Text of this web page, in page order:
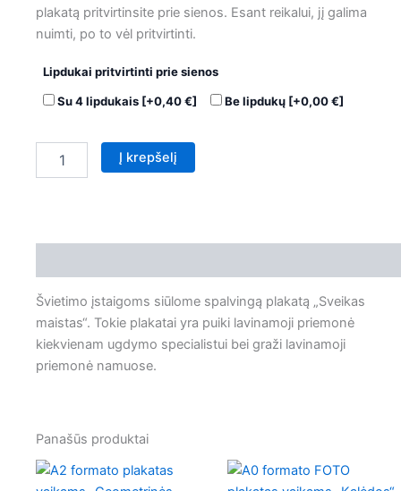
plakatą pritvirtinsite prie sienos. Esant reikalui, jį galima
nuimti, po to vėl pritvirtinti.
Lipdukai pritvirtinti prie sienos
Su 4 lipdukais [+0,40 €] Be lipdukų [+0,00 €]
Į krepšelį
Švietimo įstaigoms siūlome spalvingą plakatą „Sveikas
maistas“. Tokie plakatai yra puiki lavinamoji priemonė
kiekvienam ugdymo specialistui bei graži lavinamoji
priemonė namuose.
Panašūs produktai